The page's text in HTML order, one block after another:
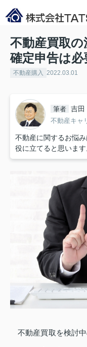
不動産買取
確定申告は必
不動産購入 2022.03.01
筆者 吉田
不動産キャ
不動産に関するお悩
役に立てると思います
不動産買取を検討